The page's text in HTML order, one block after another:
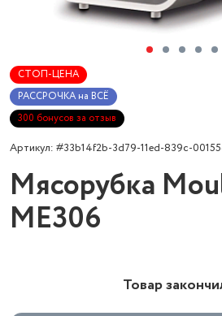
СТОП-ЦЕНА
РАССРОЧКА на ВСЁ
300 бонусов за отзыв
Артикул: #33b14f2b-3d79-11ed-839c-
Мясорубка
ME306
Товар